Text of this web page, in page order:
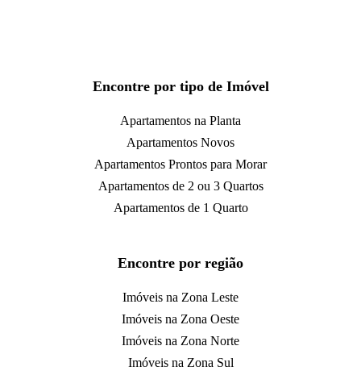
Encontre por tipo de Imóvel
Apartamentos na Planta
Apartamentos Novos
Apartamentos Prontos para Morar
Apartamentos de 2 ou 3 Quartos
Apartamentos de 1 Quarto
Encontre por região
Imóveis na Zona Leste
Imóveis na Zona Oeste
Imóveis na Zona Norte
Imóveis na Zona Sul